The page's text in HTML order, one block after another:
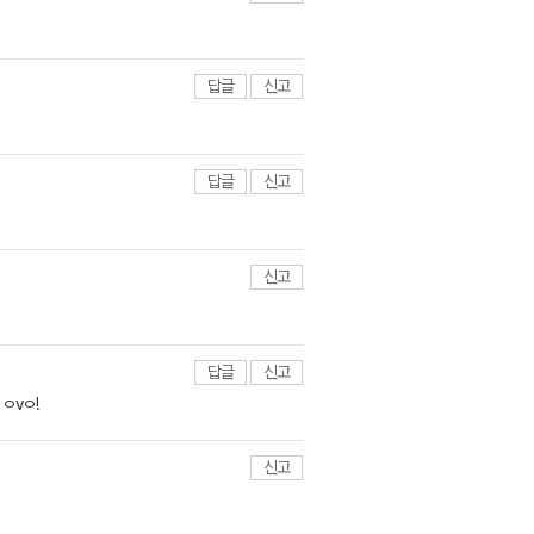
답글
신고
답글
신고
신고
답글
신고
vㅇ!
신고